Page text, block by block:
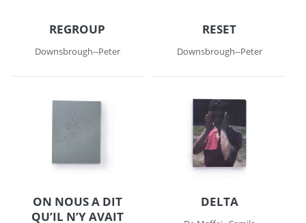
REGROUP
Downsbrough--Peter
RESET
Downsbrough--Peter
ON NOUS A DIT
QU’IL N’Y AVAIT
DELTA